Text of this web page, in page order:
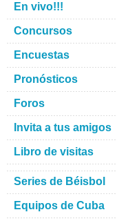
En vivo!!!
Concursos
Encuestas
Pronósticos
Foros
Invita a tus amigos
Libro de visitas
Series de Béisbol
Equipos de Cuba